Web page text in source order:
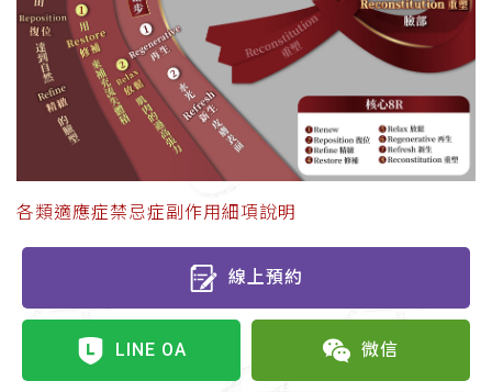
各類適應症禁忌症副作用細項說明
線上預約
LINE OA 微信